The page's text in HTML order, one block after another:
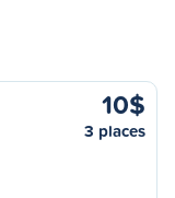
10$
3 places